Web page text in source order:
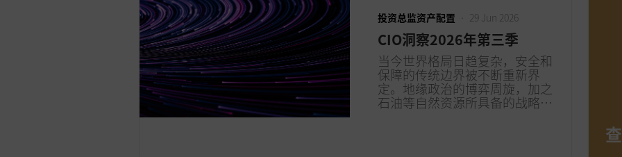
投资总监资产配置 29 Jun 2026
CIO洞察2026年第三季
当今世界格局日趋复杂，安全和
保障的传统边界被不断重新界
定。地缘政治的博弈周旋，加之
石油等自然资源所具备的战略价